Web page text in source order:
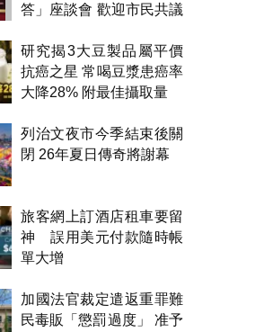
答」座談會 歡迎市民共議
研究揭3大豆製品屬平價
抗癌之星 常喝豆漿患癌率
大降28% 附最佳攝取量
列治文夜市今季結束後關
閉 26年夏日傳奇將謝幕
旅客網上訂酒店租車要留
神 誤用美元付款隨時帳
單大增
加國法官裁定遣返重罪難
民毒販「懲罰過度」 准予